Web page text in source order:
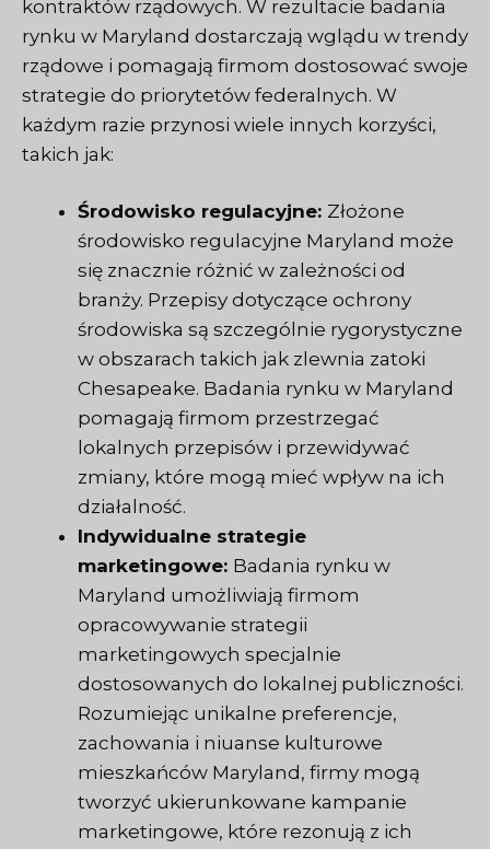
kontraktów rządowych. W rezultacie badania
rynku w Maryland dostarczają wglądu w trendy
rządowe i pomagają firmom dostosować swoje
strategie do priorytetów federalnych. W
każdym razie przynosi wiele innych korzyści,
takich jak:
Środowisko regulacyjne: Złożone
środowisko regulacyjne Maryland może
się znacznie różnić w zależności od
branży. Przepisy dotyczące ochrony
środowiska są szczególnie rygorystyczne
w obszarach takich jak zlewnia zatoki
Chesapeake. Badania rynku w Maryland
pomagają firmom przestrzegać
lokalnych przepisów i przewidywać
zmiany, które mogą mieć wpływ na ich
działalność.
Indywidualne strategie
marketingowe: Badania rynku w
Maryland umożliwiają firmom
opracowywanie strategii
marketingowych specjalnie
dostosowanych do lokalnej publiczności.
Rozumiejąc unikalne preferencje,
zachowania i niuanse kulturowe
mieszkańców Maryland, firmy mogą
tworzyć ukierunkowane kampanie
marketingowe, które rezonują z ich